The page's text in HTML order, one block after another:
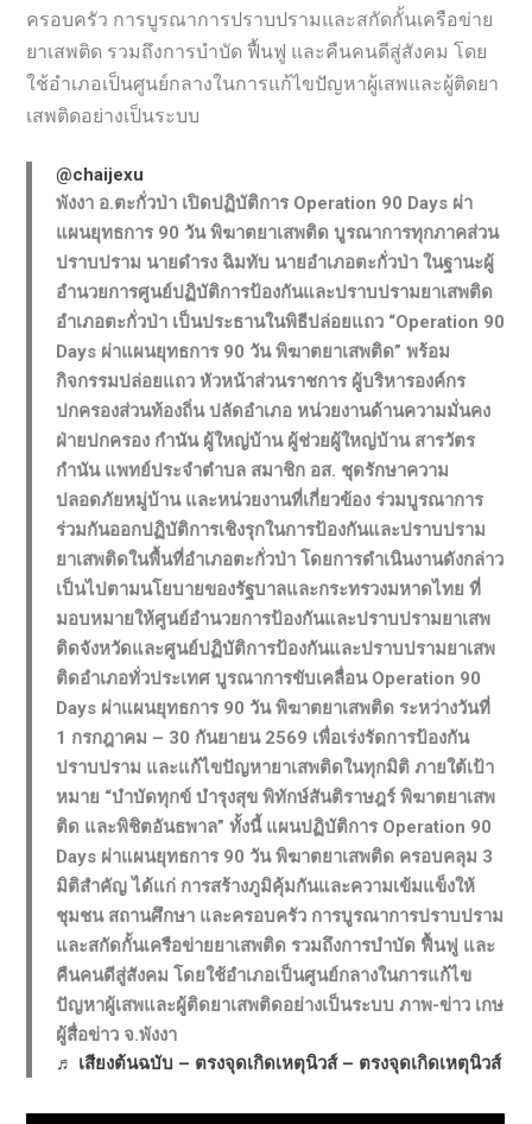
ครอบครัว การบูรณาการปราบปรามและสกัดกั้นเครือข่าย
ยาเสพติด รวมถึงการบำบัด ฟื้นฟู และคืนคนดีสู่สังคม โดย
ใช้อำเภอเป็นศูนย์กลางในการแก้ไขปัญหาผู้เสพและผู้ติดยา
เสพติดอย่างเป็นระบบ
@chaijexu
พังงา อ.ตะกั่วป่า เปิดปฏิบัติการ Operation 90 Days ผ่า
แผนยุทธการ 90 วัน พิฆาตยาเสพติด บูรณาการทุกภาคส่วน
ปราบปราม นายดำรง ฉิมทับ นายอำเภอตะกั่วป่า ในฐานะผู้
อำนวยการศูนย์ปฏิบัติการป้องกันและปราบปรามยาเสพติด
อำเภอตะกั่วป่า เป็นประธานในพิธีปล่อยแถว “Operation 90
Days ผ่าแผนยุทธการ 90 วัน พิฆาตยาเสพติด” พร้อม
กิจกรรมปล่อยแถว หัวหน้าส่วนราชการ ผู้บริหารองค์กร
ปกครองส่วนท้องถิ่น ปลัดอำเภอ หน่วยงานด้านความมั่นคง
ฝ่ายปกครอง กำนัน ผู้ใหญ่บ้าน ผู้ช่วยผู้ใหญ่บ้าน สารวัตร
กำนัน แพทย์ประจำตำบล สมาชิก อส. ชุดรักษาความ
ปลอดภัยหมู่บ้าน และหน่วยงานที่เกี่ยวข้อง ร่วมบูรณาการ
ร่วมกันออกปฏิบัติการเชิงรุกในการป้องกันและปราบปราม
ยาเสพติดในพื้นที่อำเภอตะกั่วป่า โดยการดำเนินงานดังกล่าว
เป็นไปตามนโยบายของรัฐบาลและกระทรวงมหาดไทย ที่
มอบหมายให้ศูนย์อำนวยการป้องกันและปราบปรามยาเสพ
ติดจังหวัดและศูนย์ปฏิบัติการป้องกันและปราบปรามยาเสพ
ติดอำเภอทั่วประเทศ บูรณาการขับเคลื่อน Operation 90
Days ผ่าแผนยุทธการ 90 วัน พิฆาตยาเสพติด ระหว่างวันที่
1 กรกฎาคม – 30 กันยายน 2569 เพื่อเร่งรัดการป้องกัน
ปราบปราม และแก้ไขปัญหายาเสพติดในทุกมิติ ภายใต้เป้า
หมาย “บำบัดทุกข์ บำรุงสุข พิทักษ์สันติราษฎร์ พิฆาตยาเสพ
ติด และพิชิตอันธพาล” ทั้งนี้ แผนปฏิบัติการ Operation 90
Days ผ่าแผนยุทธการ 90 วัน พิฆาตยาเสพติด ครอบคลุม 3
มิติสำคัญ ได้แก่ การสร้างภูมิคุ้มกันและความเข้มแข็งให้
ชุมชน สถานศึกษา และครอบครัว การบูรณาการปราบปราม
และสกัดกั้นเครือข่ายยาเสพติด รวมถึงการบำบัด ฟื้นฟู และ
คืนคนดีสู่สังคม โดยใช้อำเภอเป็นศูนย์กลางในการแก้ไข
ปัญหาผู้เสพและผู้ติดยาเสพติดอย่างเป็นระบบ ภาพ-ข่าว เกษ
ผู้สื่อข่าว จ.พังงา
♬ เสียงต้นฉบับ – ตรงจุดเกิดเหตุนิวส์ – ตรงจุดเกิดเหตุนิวส์